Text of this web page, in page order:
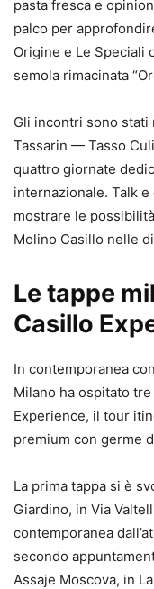
pasta fresca e
palco per
Origine e Le Speciali
semola rimacinata
Gli incontri sono stati
Tassarin — Tasso
quattro giornate
internazionale. Talk
mostrare le
Molino Casillo nelle
Le tappe
Casillo
In contemporanea
Milano ha ospitato
Experience, il tour
premium con germe
La prima tappa si è
Giardino, in Via
contemporanea
secondo
Assaje Moscova, in